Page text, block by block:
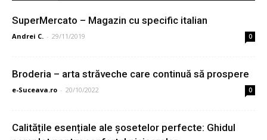
SuperMercato – Magazin cu specific italian
Andrei C. - 29/11/2019 0
Broderia – arta străveche care continuă să prospere
e-Suceava.ro - 20/10/2022 0
Calitățile esențiale ale șosetelor perfecte: Ghidul